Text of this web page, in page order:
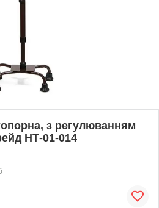
з регулюванням
НТ-01-014